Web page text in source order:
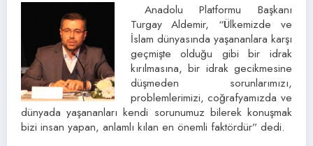
Anadolu Platformu Başkanı
Turgay Aldemir, “Ülkemizde ve
İslam dünyasında yaşananlara karşı
geçmişte olduğu gibi bir idrak
kırılmasına, bir idrak gecikmesine
düşmeden sorunlarımızı,
problemlerimizi, coğrafyamızda ve
dünyada yaşananları kendi sorunumuz bilerek konuşmak
bizi insan yapan, anlamlı kılan en önemli faktördür” dedi.